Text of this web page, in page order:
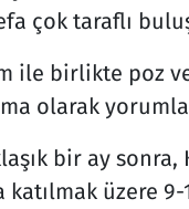
çok taraflı
ile birlikte poz
olarak
bir ay
üzere 9-